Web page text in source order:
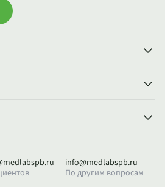
info@medlabspb.ru
По другим вопросам